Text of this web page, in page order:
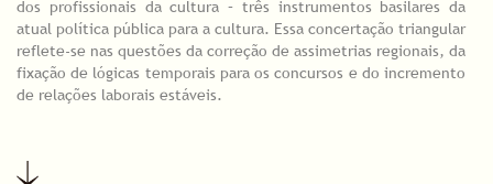
dos profissionais da cultura – três instrumentos basilares da
atual política pública para a cultura. Essa concertação triangular
reflete-se nas questões da correção de assimetrias regionais, da
fixação de lógicas temporais para os concursos e do incremento
de relações laborais estáveis.